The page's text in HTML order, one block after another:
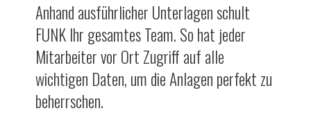
Anhand ausführlicher Unterlagen schult
FUNK Ihr gesamtes Team. So hat jeder
Mitarbeiter vor Ort Zugriff auf alle
wichtigen Daten, um die Anlagen perfekt zu
beherrschen.